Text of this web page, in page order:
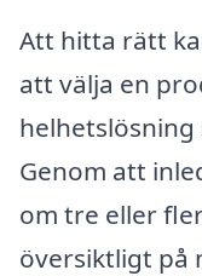
Att hitta rätt
att välja en
helhetslösning
Genom att
om tre eller
översiktligt på